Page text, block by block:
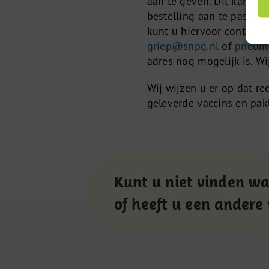
bestelling aan te passen
kunt u hiervoor contact
griep@snpg.nl of
adres nog mogelijk is.
Wij wijzen u er op dat
geleverde vaccins en
Kunt u niet vinden
of heeft u een andere